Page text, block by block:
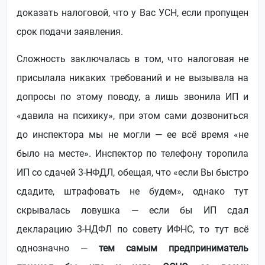
доказать налоговой, что у Вас УСН, если пропущен
срок подачи заявления.
Сложность заключалась в том, что налоговая не
присылала никаких требований и не вызывала на
допросы по этому поводу, а лишь звонила ИП и
«давила на психику», при этом сами дозвониться
до инспектора мы не могли — ее всё время «не
было на месте». Инспектор по телефону торопила
ИП со сдачей 3-НФДЛ, обещая, что «если Вы быстро
сдадите, штрафовать не будем», однако тут
скрывалась ловушка — если бы ИП сдал
декларацию 3-НДФЛ по совету ИФНС, то тут всё
однозначно — тем самым предприниматель